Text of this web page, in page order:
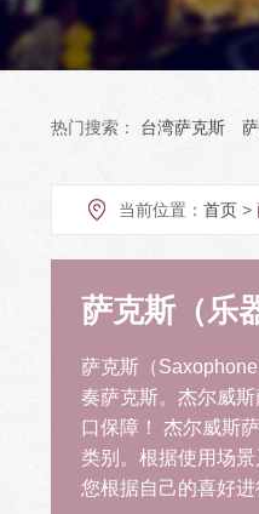
热门搜索： 台湾萨克斯
当前位置： 首页 >
萨克斯（乐
萨克斯（
奏萨克斯。杰尔威
口保障！ 杰尔威斯
类别。根据使用场
您根据自己的喜好